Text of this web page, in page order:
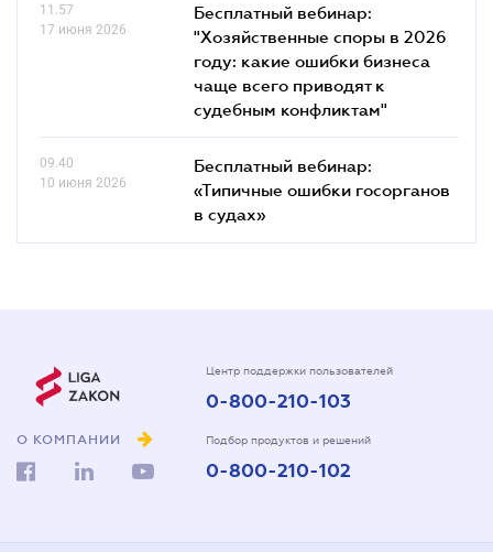
11.57
17 июня 2026
Бесплатный вебинар:
"Хозяйственные споры в 2026
году: какие ошибки бизнеса
чаще всего приводят к
судебным конфликтам"
09.40
10 июня 2026
Бесплатный вебинар:
«Типичные ошибки госорганов
в судах»
О КОМПАНИИ
Центр поддержки пользователей
0-800-210-103
Подбор продуктов и решений
0-800-210-102